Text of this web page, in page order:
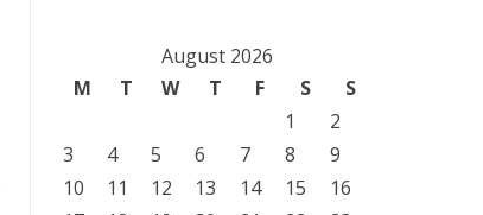
August 2026
M
T W T F S
S
1
2
3
4 5 6 7 8
9
10
11 12 13 14 15
16